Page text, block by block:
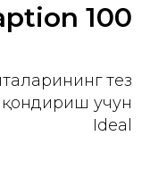
100
тез
учун
Ideal